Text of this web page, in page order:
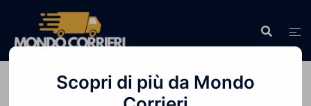
contenuto
Scopri di più da Mondo